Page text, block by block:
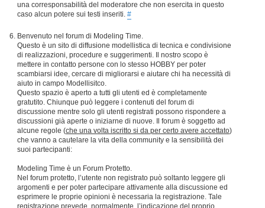
una corresponsabilità del moderatore che non esercita in questo
caso alcun potere sui testi inseriti. #
Benvenuto nel forum di Modeling Time.
Questo è un sito di diffusione modellistica di tecnica e condivisione
di realizzazioni, procedure e suggerimenti. Il nostro scopo è
mettere in contatto persone con lo stesso HOBBY per poter
scambiarsi idee, cercare di migliorarsi e aiutare chi ha necessità di
aiuto in campo Modellisitco.
Questo spazio è aperto a tutti gli utenti ed è completamente
gratutito. Chiunque può leggere i contenuti del forum di
discussione mentre solo gli utenti registrati possono rispondere a
discussioni già aperte o iniziarne di nuove. Il forum è soggetto ad
alcune regole (che una volta iscritto si da per certo avere accettato)
che vanno a cautelare la vita della community e la sensibilità dei
suoi partecipanti:
Modeling Time è un Forum Protetto.
Nel forum protetto, l’utente non registrato può soltanto leggere gli
argomenti e per poter partecipare attivamente alla discussione ed
esprimere le proprie opinioni è necessaria la registrazione. Tale
registrazione prevede, normalmente, l’indicazione del proprio